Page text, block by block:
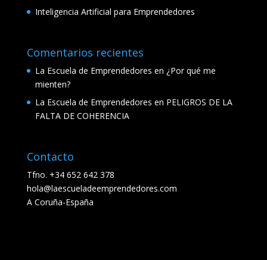
Inteligencia Artificial para Emprendedores
Comentarios recientes
La Escuela de Emprendedores en ¿Por qué me
mienten?
La Escuela de Emprendedores en PELIGROS DE LA
FALTA DE COHERENCIA
Contacto
Tfno. +34 652 642 378
hola@laescueladeemprendedores.com
A Coruña-España